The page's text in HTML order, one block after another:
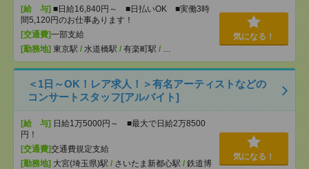
[給 与] ■日給16,840円～ ■日払いOK ■実働3時
間5,120円のお仕事あります！
[交通費]一部支給
[勤務地] 東京駅 / 水道橋駅 / 有楽町駅 / …
気になる！
＜1日～OK！レア求人！＞有名アーティストなどの
コンサートスタッフ[アルバイト]
[給 与] 日給1万5000円～ ■最大で日給2万8500
円！
[交通費]交通費規定支給
[勤務地] 大宮(埼玉県)駅 / さいたま新都心駅 / 鉄道博
気になる！